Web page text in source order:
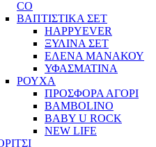
CO
ΒΑΠΤΙΣΤΙΚΑ ΣΕΤ
HAPPYEVER
ΞΥΛΙΝΑ ΣΕΤ
ΕΛΕΝΑ ΜΑΝΑΚΟΥ
ΥΦΑΣΜΑΤΙΝΑ
ΡΟΥΧΑ
ΠΡΟΣΦΟΡΑ ΑΓΟΡΙ
BAMBOLINO
BABY U ROCK
NEW LIFE